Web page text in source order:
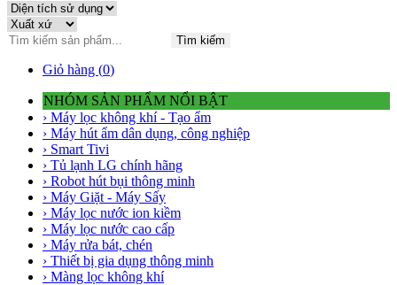
Tìm kiếm
Giỏ hàng (0)
NHÓM SẢN PHẨM NỔI BẬT
› Máy lọc không khí - Tạo ẩm
› Máy hút ẩm dân dụng, công nghiệp
› Smart Tivi
› Tủ lạnh LG chính hãng
› Robot hút bụi thông minh
› Máy Giặt - Máy Sấy
› Máy lọc nước ion kiềm
› Máy lọc nước cao cấp
› Máy rửa bát, chén
› Thiết bị gia dụng thông minh
› Màng lọc không khí